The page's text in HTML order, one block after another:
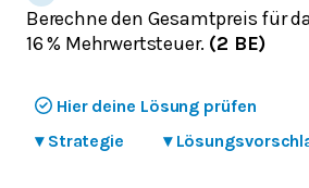
Berechne den Gesamtpreis für
16 % Mehrwertsteuer. (2 BE)
Hier deine Lösung prüfen
▾ Strategie ▾